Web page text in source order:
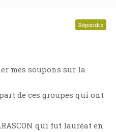
mes soupons sur la
de ces groupes qui ont
qui fut lauréat en
Répondre